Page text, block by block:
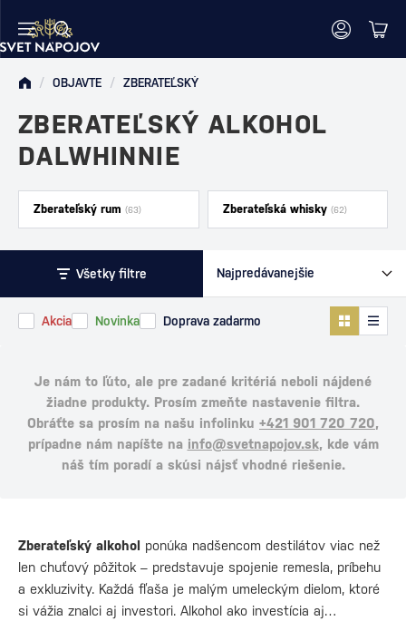
/ OBJAVTE / ZBERATEĽSKÝ
ZBERATEĽSKÝ ALKOHOL
DALWHINNIE
Zberateľský rum (63) Zberateľská whisky (62)
Všetky filtre
Akcia Novinka Doprava zadarmo
Je nám to ľúto, ale pre zadané kritériá neboli nájdené
žiadne produkty. Prosím zmeňte nastavenie filtra.
Obráťte sa prosím na našu infolinku +421 901 720 720,
prípadne nám napíšte na info@svetnapojov.sk, kde vám
náš tím poradí a skúsi nájsť vhodné riešenie.
Zberateľský alkohol ponúka nadšencom destilátov viac než
len chuťový pôžitok – predstavuje spojenie remesla, príbehu
a exkluzivity. Každá fľaša je malým umeleckým dielom, ktoré
si vážia znalci aj investori. Alkohol ako investícia aj…